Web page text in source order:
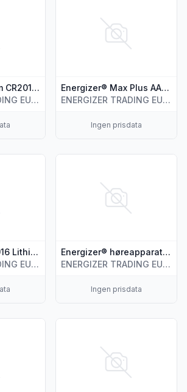
Energizer Lithium CR2016 2 pk
ENERGIZER TRADING EUROPE B.V.
Energizer® Max Plus AA-batterier
ENERGIZER TRADING EUROPE B.V.
Ingen prisdata
Energizer® CR2016 Lithium Performance batterier
ENERGIZER TRADING EUROPE B.V.
Energizer® høreapparatsbatterier 10
ENERGIZER TRADING EUROPE B.V.
Ingen prisdata